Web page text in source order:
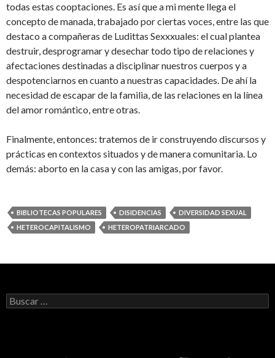
todas estas cooptaciones. Es así que a mi mente llega el
concepto de manada, trabajado por ciertas voces, entre las que
destaco a compañeras de Ludittas Sexxxuales: el cual plantea
destruir, desprogramar y desechar todo tipo de relaciones y
afectaciones destinadas a disciplinar nuestros cuerpos y a
despotenciarnos en cuanto a nuestras capacidades. De ahí la
necesidad de escapar de la familia, de las relaciones en la línea
del amor romántico, entre otras.
Finalmente, entonces: tratemos de ir construyendo discursos y
prácticas en contextos situados y de manera comunitaria. Lo
demás: aborto en la casa y con las amigas, por favor.
BIBLIOTECAS POPULARES DISIDENCIAS
DIVERSIDAD SEXUAL
HETEROCAPITALISMO
HETEROPATRIARCADO
Buscar: